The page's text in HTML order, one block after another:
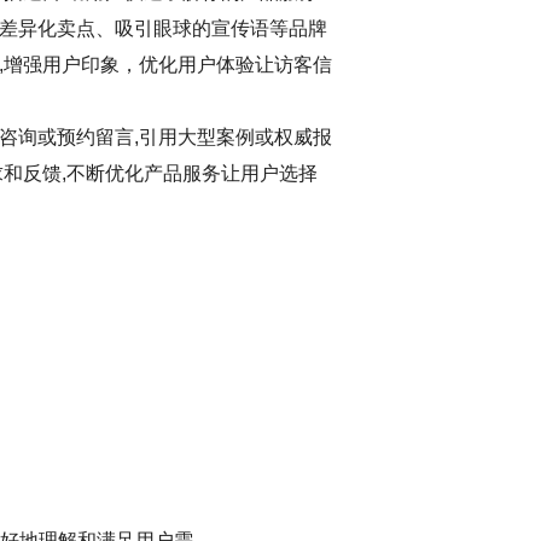
异化卖点、吸引眼球的宣传语等品牌
强用户印象，优化用户体验让访客信
询或预约留言,引用大型案例或权威报
反馈,不断优化产品服务让用户选择